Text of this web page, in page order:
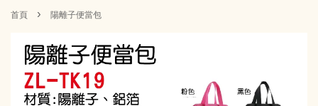
首頁 › 陽離子便當包